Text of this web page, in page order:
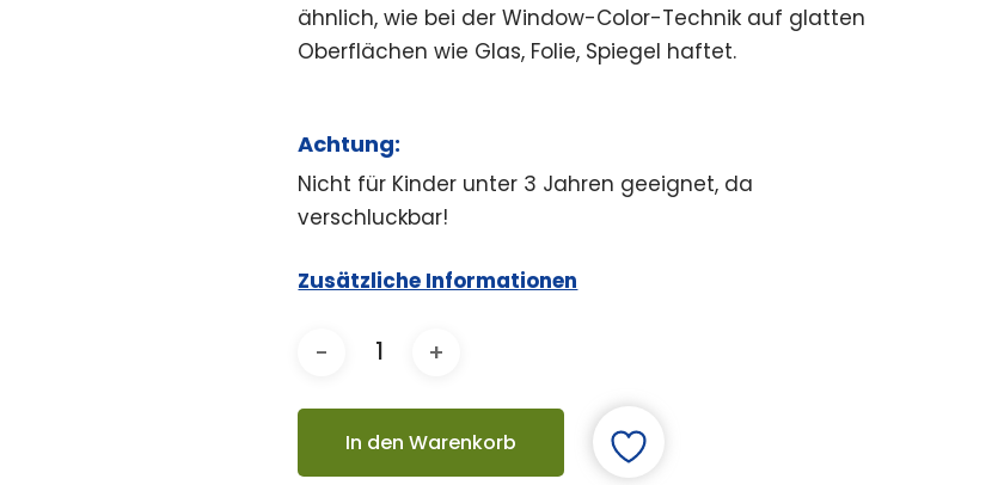
ähnlich, wie bei der Window-Color-Technik auf glatten
Oberflächen wie Glas, Folie, Spiegel haftet.
Achtung:
Nicht für Kinder unter 3 Jahren geeignet, da
verschluckbar!
Zusätzliche Informationen
In den Warenkorb